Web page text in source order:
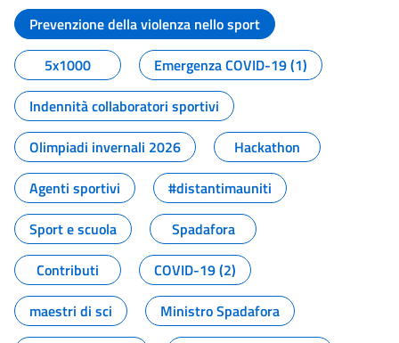
Tutti i contenuti della pagina
Prevenzione della violenza nello sport
5x1000
Emergenza COVID-19 (1)
Indennità collaboratori sportivi
Olimpiadi invernali 2026
Hackathon
Agenti sportivi
#distantimauniti
Sport e scuola
Spadafora
Contributi
COVID-19 (2)
maestri di sci
Ministro Spadafora